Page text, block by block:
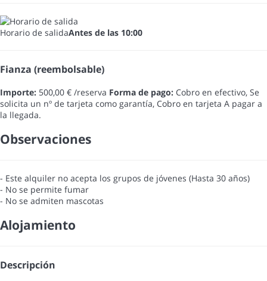
Horario de salidaAntes de las 10:00
Fianza (reembolsable)
Importe: 500,00 € /reserva Forma de pago: Cobro en efectivo, Se
solicita un nº de tarjeta como garantía, Cobro en tarjeta A pagar a
la llegada.
Observaciones
- Este alquiler no acepta los grupos de jóvenes (Hasta 30 años)
- No se permite fumar
- No se admiten mascotas
Alojamiento
Descripción